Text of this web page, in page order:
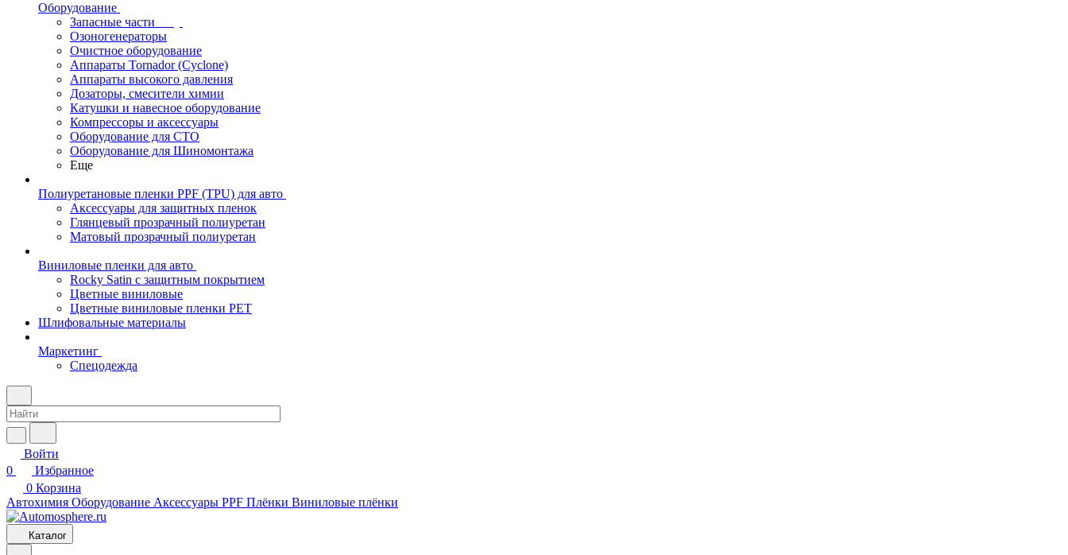
Оборудование
Запасные части
Озоногенераторы
Очистное оборудование
Аппараты Tornador (Cyclone)
Аппараты высокого давления
Дозаторы, смесители химии
Катушки и навесное оборудование
Компрессоры и аксессуары
Оборудование для СТО
Оборудование для Шиномонтажа
Еще
Полиуретановые пленки PPF (TPU) для авто
Аксессуары для защитных пленок
Глянцевый прозрачный полиуретан
Матовый прозрачный полиуретан
Виниловые пленки для авто
Rocky Satin с защитным покрытием
Цветные виниловые
Цветные виниловые пленки PET
Шлифовальные материалы
Маркетинг
Спецодежда
Войти
0
Избранное
0 Корзина
Автохимия Оборудование Аксессуары PPF Плёнки Виниловые плёнки
Каталог